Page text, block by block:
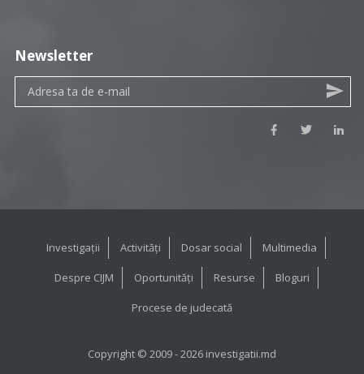
Newsletter
Investigații Activități Dosar social Multimedia
Despre CIJM Oportunități Resurse Bloguri
Procese de judecată
Copyright © 2009 - 2026 investigatii.md